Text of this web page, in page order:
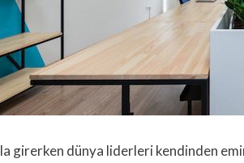
girerken dünya liderleri kendinden